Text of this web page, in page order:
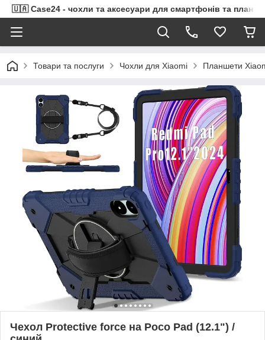
🇺🇦 Case24 - чохли та аксесуари для смартфонів та
Товари та послуги Чохли для Xiaomi Планшети
Чехол Protective force на Poco Pad (12.1") /